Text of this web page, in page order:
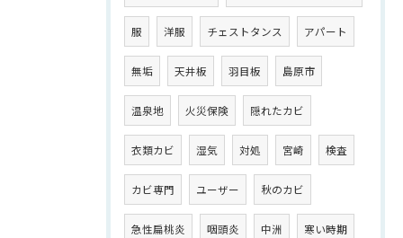
服 洋服 チェストタンス アパート
無垢 天井板 羽目板 島原市
温泉地 火災保険 隠れたカビ
衣類カビ 湿気 対処 宮崎 検査
カビ専門 ユーザー 秋のカビ
急性扁桃炎 咽頭炎 中洲 寒い時期